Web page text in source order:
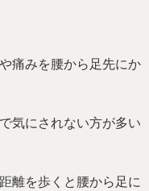
痛みを腰から足先にか
気にされない方が多い
離を歩くと腰から足に